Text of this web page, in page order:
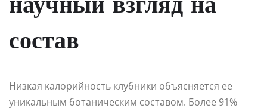
научный взгляд на
состав
Низкая калорийность клубники объясняется ее
уникальным ботаническим составом. Более 91%